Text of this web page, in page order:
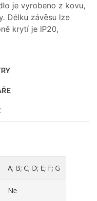
je vyrobeno z kovu,
Délku závěsu lze
krytí je IP20,
A; B; C; D; E; F; G
Ne